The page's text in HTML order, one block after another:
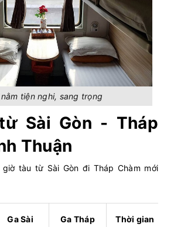
nằm tiện nghi, sang trọng
Sài Gòn - Tháp
Thuận
tàu từ Sài Gòn đi Tháp Chàm mới
Ga Sài Ga Tháp Thời gian